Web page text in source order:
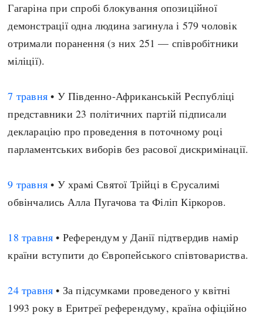
Гагаріна при спробі блокування опозиційної
демонстрації одна людина загинула і 579 чоловік
отримали поранення (з них 251 — співробітники
міліції).
7 травня • У Південно-Африканській Республіці
представники 23 політичних партій підписали
декларацію про проведення в поточному році
парламентських виборів без расової дискримінації.
9 травня • У храмі Святої Трійці в Єрусалимі
обвінчались Алла Пугачова та Філіп Кіркоров.
18 травня • Референдум у Данії підтвердив намір
країни вступити до Європейського співтовариства.
24 травня • За підсумками проведеного у квітні
1993 року в Еритреї референдуму, країна офіційно